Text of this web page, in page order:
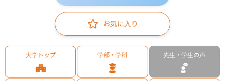
お気に入り
大学トップ 学部・学科 先生・学生の声